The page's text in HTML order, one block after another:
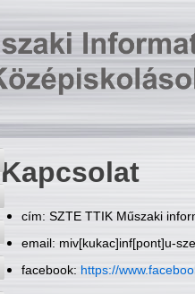
Kapcsolat
cím: SZTE TTIK Műszaki
email: miv[kukac]inf[pont]u-
facebook: https://